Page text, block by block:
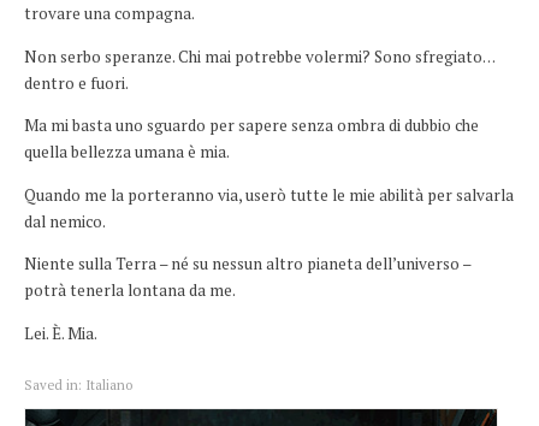
trovare una compagna.
Non serbo speranze. Chi mai potrebbe volermi? Sono sfregiato…
dentro e fuori.
Ma mi basta uno sguardo per sapere senza ombra di dubbio che
quella bellezza umana è mia.
Quando me la porteranno via, userò tutte le mie abilità per salvarla
dal nemico.
Niente sulla Terra – né su nessun altro pianeta dell’universo –
potrà tenerla lontana da me.
Lei. È. Mia.
Saved in: Italiano